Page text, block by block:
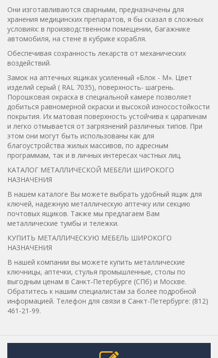
Они изготавливаются сварными, предназначены для
хранения медицинских препаратов, я бы сказал в сложных
условиях: в производственном помещении, багажнике
автомобиля, на стене в кубрике корабля.
Обеспечивая сохранность лекарств от механических
воздействий.
Замок на аптечных ящиках усиленный «Блок - М». Цвет
изделий серый ( RAL 7035), поверхность- шагрень.
Порошковая окраска в специальной камере позволяет
добиться равномерной окраски и высокой износостойкости
покрытия. Их матовая поверхность устойчива к царапинам
и легко отмывается от загрязнений различных типов. При
этом они могут быть использованы как для
благоустройства жилых массивов, по адресным
программам, так и в личных интересах частных лиц.
КАТАЛОГ МЕТАЛЛИЧЕСКОЙ МЕБЕЛИ ШИРОКОГО
НАЗНАЧЕНИЯ
В нашем каталоге Вы можете выбрать удобный ящик для
ключей, надежную металлическую аптечку или секцию
почтовых ящиков. Также мы предлагаем Вам
металлические тумбы и тележки.
КУПИТЬ МЕТАЛЛИЧЕСКУЮ МЕБЕЛЬ ШИРОКОГО
НАЗНАЧЕНИЯ
В нашей компании вы можете купить металлические
ключницы, аптечки, стулья промышленные, столы по
выгодным ценам в Санкт-Петербурге (СПб) и Москве.
Обратитесь к нашим специалистам за более подробной
информацией. Телефон для связи в Санкт-Петербурге: (812)
461-21-99.